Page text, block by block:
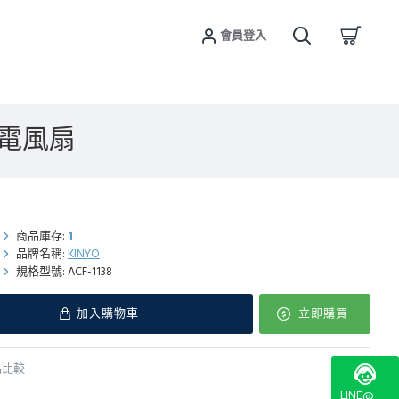
會員登入
風扇
商品庫存: 1
品牌名稱: KINYO
規格型號: ACF-1138
加入購物車 立即購買
較
LINE@